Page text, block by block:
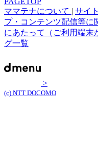
ママテナについて | サイ
プ・コンテンツ配信等に
にあたって（ご利用端末
グ一覧
>
(c) NTT DOCOMO